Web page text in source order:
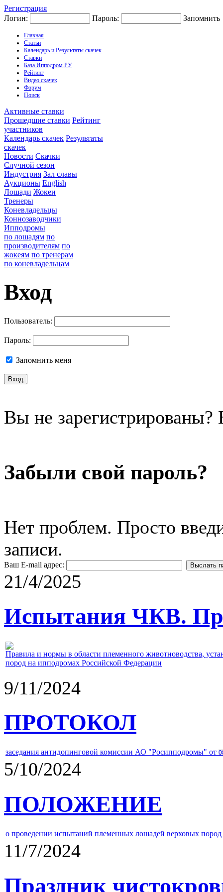
Регистрация
Логин:
Пароль: Запомнить
Главная
Статьи
Календарь и Результаты скачек
Ставки
База Ипподром.РУ
Рейтинг
Видео скачек
Форум
Поиск
Активные ставки
Прошедшие ставки Рейтинг
участников
Календарь скачек Результаты
скачек
Новости Скачки
Случной сезон
Индустрия Зал славы
Аукционы English
Лошади Жокеи
Тренеры
Коневладельцы
Коннозаводчики
Ипподромы
по лошадям по
производителям по
жокеям по тренерам
по коневладельцам
Вход
Пользователь:
Пароль:
Запомнить меня
Вы не
Забыли свой пароль?
Нет проблем. Просто
записи.
Ваш E-mail адрес:
21/4/2025
Испытания ЧКВ.
Правила и нормы в области племенного животноводства,
пород на ипподромах Российской Федерации
9/11/2024
ПРОТОКОЛ
заседания антидопинговой комиссии АО "Росипподромы" от
5/10/2024
ПОЛОЖЕНИЕ
о проведении испытаний племенных лошадей верховых
11/7/2024
Праздник